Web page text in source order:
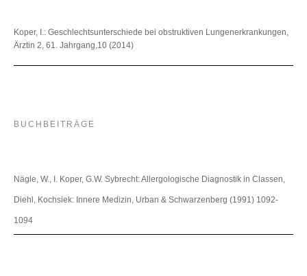
Koper, I.: Geschlechtsunterschiede bei obstruktiven Lungenerkrankungen,
Ärztin 2, 61. Jahrgang,10 (2014)
BUCHBEITRÄGE
Nägle, W., I. Koper, G.W. Sybrecht: Allergologische Diagnostik in Classen,
Diehl, Kochsiek: Innere Medizin, Urban & Schwarzenberg (1991) 1092-
1094